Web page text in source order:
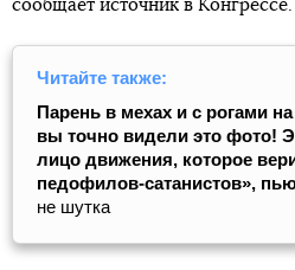
сообщает источник в Конгрессе.
Читайте также:
Парень в мехах и с рогами
вы точно видели это фото!
лицо движения, которое
педофилов-сатанистов»,
не шутка